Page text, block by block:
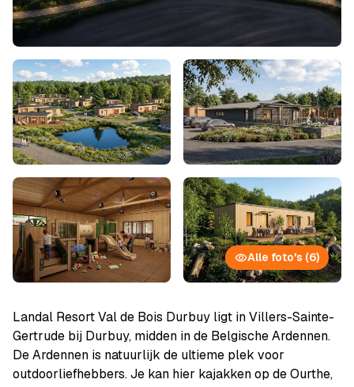
Alle foto's (6)
Landal Resort Val de Bois Durbuy ligt in Villers-Sainte-
Gertrude bij Durbuy, midden in de Belgische Ardennen.
De Ardennen is natuurlijk de ultieme plek voor
outdoorliefhebbers. Je kan hier kajakken op de Ourthe,